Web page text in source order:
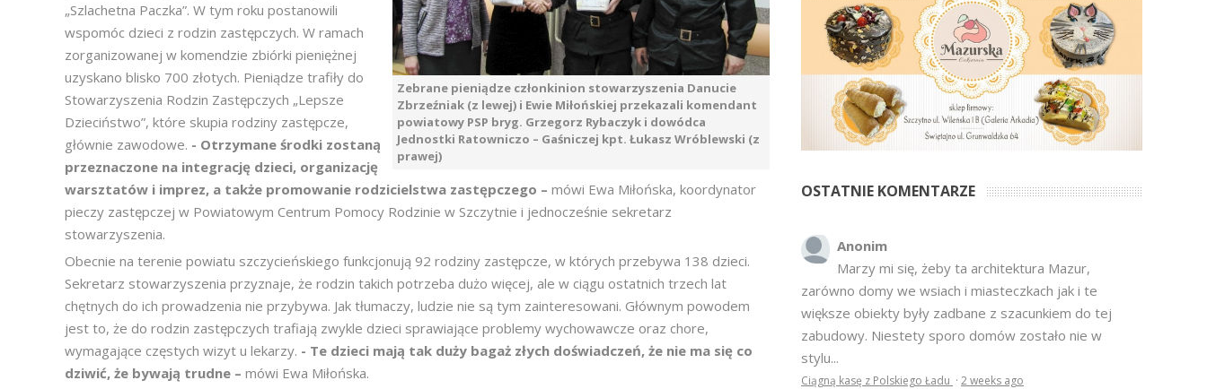
Zebrane pieniądze członkinion stowarzyszenia Danucie
Zbrzeźniak (z lewej) i Ewie Miłońskiej przekazali komendant
powiatowy PSP bryg. Grzegorz Rybaczyk i dowódca
Jednostki Ratowniczo – Gaśniczej kpt. Łukasz Wróblewski (z
prawej)
„Szlachetna Paczka”. W tym roku postanowili
wspomóc dzieci z rodzin zastępczych. W ramach
zorganizowanej w komendzie zbiórki pieniężnej
uzyskano blisko 700 złotych. Pieniądze trafiły do
Stowarzyszenia Rodzin Zastępczych „Lepsze
Dzieciństwo”, które skupia rodziny zastępcze,
głównie zawodowe. - Otrzymane środki zostaną
przeznaczone na integrację dzieci, organizację
warsztatów i imprez, a także promowanie rodzicielstwa zastępczego – mówi Ewa Miłońska, koordynator
pieczy zastępczej w Powiatowym Centrum Pomocy Rodzinie w Szczytnie i jednocześnie sekretarz
stowarzyszenia.
Obecnie na terenie powiatu szczycieńskiego funkcjonują 92 rodziny zastępcze, w których przebywa 138 dzieci.
Sekretarz stowarzyszenia przyznaje, że rodzin takich potrzeba dużo więcej, ale w ciągu ostatnich trzech lat
chętnych do ich prowadzenia nie przybywa. Jak tłumaczy, ludzie nie są tym zainteresowani. Głównym powodem
jest to, że do rodzin zastępczych trafiają zwykle dzieci sprawiające problemy wychowawcze oraz chore,
wymagające częstych wizyt u lekarzy. - Te dzieci mają tak duży bagaż złych doświadczeń, że nie ma się co
dziwić, że bywają trudne – mówi Ewa Miłońska.
OSTATNIE KOMENTARZE
Anonim
Marzy mi się, żeby ta architektura Mazur,
zarówno domy we wsiach i miasteczkach jak i te
większe obiekty były zadbane z szacunkiem do tej
zabudowy. Niestety sporo domów zostało nie w
stylu...
Ciągną kasę z Polskiego Ładu · 2 weeks ago